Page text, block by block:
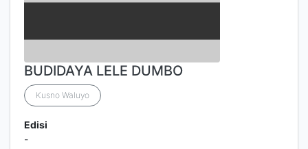
BUDIDAYA LELE DUMBO
Kusno Waluyo
Edisi
-